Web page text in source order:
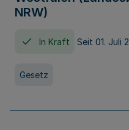
NRW)
In Kraft Seit 01. Juli
Gesetz